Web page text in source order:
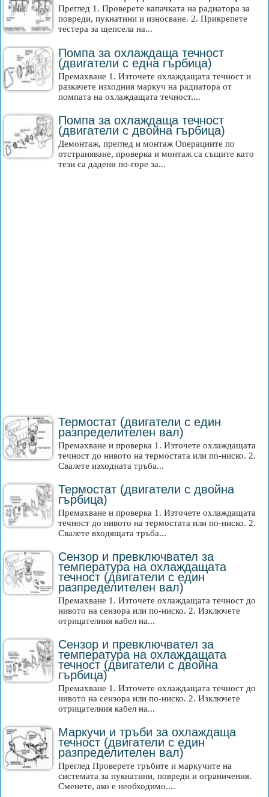
Преглед 1. Проверете капачката на радиатора за
повреди, пукнатини и износване. 2. Прикрепете
тестера за щепсела на...
Помпа за охлаждаща течност
(двигатели с една гърбица)
Премахване 1. Източете охлаждащата течност и
разкачете изходния маркуч на радиатора от
помпата на охлаждащата течност....
Помпа за охлаждаща течност
(двигатели с двойна гърбица)
Демонтаж, преглед и монтаж Операциите по
отстраняване, проверка и монтаж са същите като
тези са дадени по-горе за...
Термостат (двигатели с един
разпределителен вал)
Премахване и проверка 1. Източете охлаждащата
течност до нивото на термостата или по-ниско. 2.
Свалете изходната тръба...
Термостат (двигатели с двойна
гърбица)
Премахване и проверка 1. Източете охлаждащата
течност до нивото на термостата или по-ниско. 2.
Свалете входящата тръба...
Сензор и превключвател за
температура на охлаждащата
течност (двигатели с един
разпределителен вал)
Премахване 1. Източете охлаждащата течност до
нивото на сензора или по-ниско. 2. Изключете
отрицателния кабел на...
Сензор и превключвател за
температура на охлаждащата
течност (двигатели с двойна
гърбица)
Премахване 1. Източете охлаждащата течност до
нивото на сензора или по-ниско. 2. Изключете
отрицателния кабел на...
Маркучи и тръби за охлаждаща
течност (двигатели с един
разпределителен вал)
Преглед Проверете тръбите и маркучите на
системата за пукнатини, повреди и ограничения.
Сменете, ако е необходимо....